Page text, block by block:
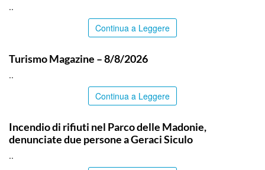
..
Continua a Leggere
Turismo Magazine – 8/8/2026
..
Continua a Leggere
Incendio di rifiuti nel Parco delle Madonie,
denunciate due persone a Geraci Siculo
..